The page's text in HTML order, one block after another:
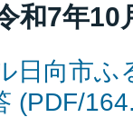
和7年10
日向市ふ
(PDF/